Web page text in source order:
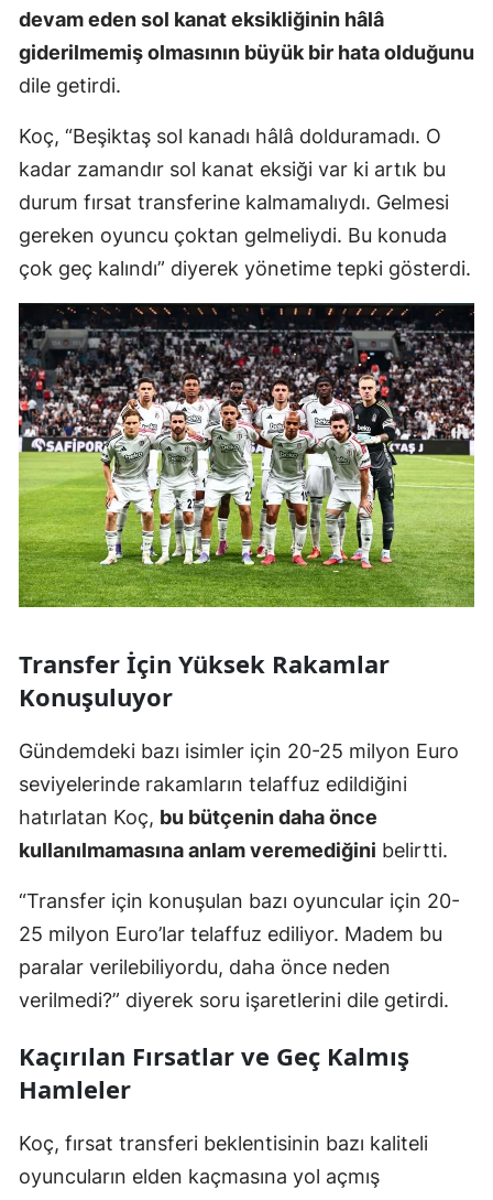
devam eden sol kanat eksikliğinin hâlâ
giderilmemiş olmasının büyük bir hata olduğunu
dile getirdi.
Koç, “Beşiktaş sol kanadı hâlâ dolduramadı. O
kadar zamandır sol kanat eksiği var ki artık bu
durum fırsat transferine kalmamalıydı. Gelmesi
gereken oyuncu çoktan gelmeliydi. Bu konuda
çok geç kalındı” diyerek yönetime tepki gösterdi.
Transfer İçin Yüksek Rakamlar
Konuşuluyor
Gündemdeki bazı isimler için 20-25 milyon Euro
seviyelerinde rakamların telaffuz edildiğini
hatırlatan Koç, bu bütçenin daha önce
kullanılmamasına anlam veremediğini belirtti.
“Transfer için konuşulan bazı oyuncular için 20-
25 milyon Euro’lar telaffuz ediliyor. Madem bu
paralar verilebiliyordu, daha önce neden
verilmedi?” diyerek soru işaretlerini dile getirdi.
Kaçırılan Fırsatlar ve Geç Kalmış
Hamleler
Koç, fırsat transferi beklentisinin bazı kaliteli
oyuncuların elden kaçmasına yol açmış